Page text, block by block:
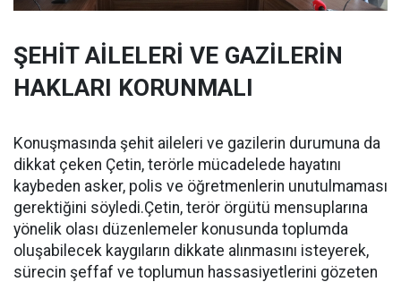
ŞEHİT AİLELERİ VE GAZİLERİN
HAKLARI KORUNMALI
Konuşmasında şehit aileleri ve gazilerin durumuna da
dikkat çeken Çetin, terörle mücadelede hayatını
kaybeden asker, polis ve öğretmenlerin unutulmaması
gerektiğini söyledi.Çetin, terör örgütü mensuplarına
yönelik olası düzenlemeler konusunda toplumda
oluşabilecek kaygıların dikkate alınmasını isteyerek,
sürecin şeffaf ve toplumun hassasiyetlerini gözeten